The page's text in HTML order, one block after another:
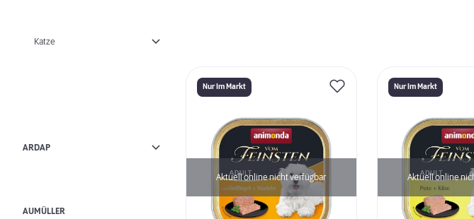
Katze
ARDAP
AUMÜLLER
Nur Im Markt
Aktuell online nicht verfügbar
Nur Im Markt
Aktuell online